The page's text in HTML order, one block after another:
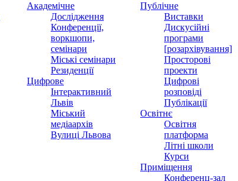
Академічне
Дослідження
Конференції,
воркшопи,
семінари
Міські семінари
Резиденції
Цифрове
Інтерактивний
Львів
Міський
медіаархів
Вулиці Львова
Публічне
Виставки
Дискусійні
програми
[розархівування]
Просторові
проекти
Цифрові
розповіді
Публікації
Освітнє
Освітня
платформа
Літні школи
Курси
Приміщення
Конференц-зал